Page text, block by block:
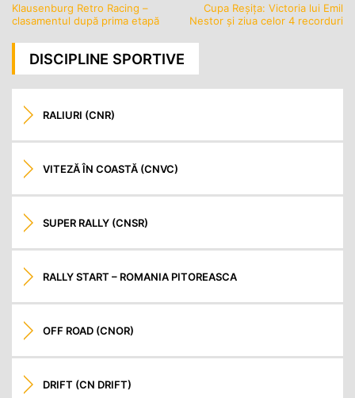
Navigare
articole
Klausenburg Retro Racing –
clasamentul după prima etapă
Cupa Reșița: Victoria lui Emil
Nestor și ziua celor 4 recorduri
DISCIPLINE SPORTIVE
RALIURI (CNR)
VITEZĂ ÎN COASTĂ (CNVC)
SUPER RALLY (CNSR)
RALLY START – ROMANIA PITOREASCA
OFF ROAD (CNOR)
DRIFT (CN DRIFT)